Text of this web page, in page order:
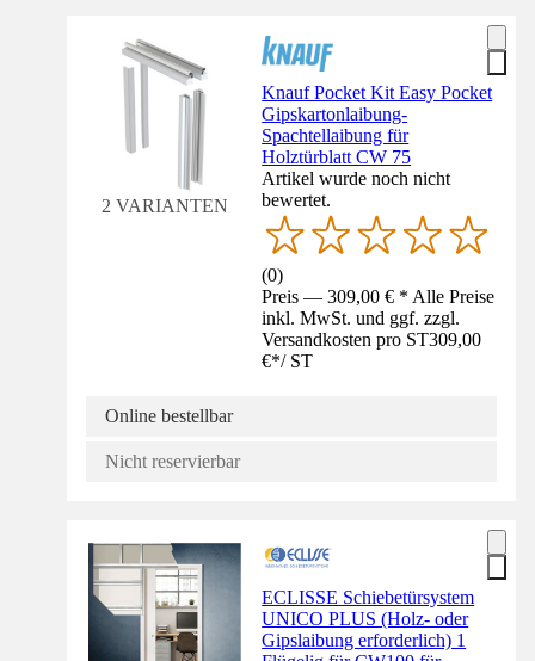
2 VARIANTEN
Knauf Pocket Kit Easy Pocket
Gipskartonlaibung-
Spachtellaibung für
Holztürblatt CW 75
Artikel wurde noch nicht
bewertet.
(0)
Preis — 309,00 € * Alle Preise
inkl. MwSt. und ggf. zzgl.
Versandkosten pro ST309,00
€*/ ST
Online bestellbar
Nicht reservierbar
ECLISSE Schiebetürsystem
UNICO PLUS (Holz- oder
Gipslaibung erforderlich) 1